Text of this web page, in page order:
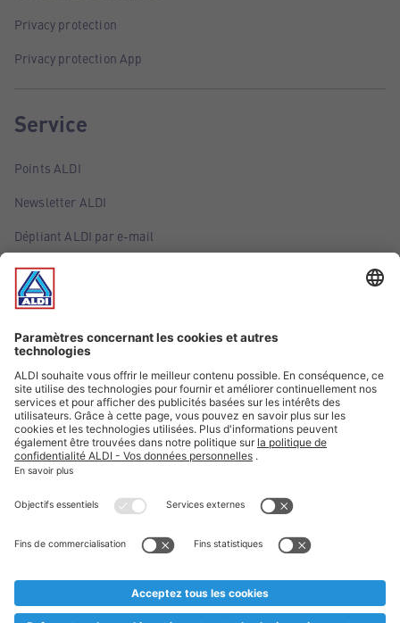
Privacy protection
Privacy protection App
Service
Points ALDI
Newsletter ALDI
Dépliant ALDI par e-mail
Offres
Infos essentielles
Suivez ALDI Belgique
Textes marqués d'un astérisque et mentions légales
* Nous vendons ces articles temporairement et jusqu'à
au cas où, malgré le planning bien étudié, nous serions
prématurément en rupture de stock. Prix Recupel et TVA incl.
** Sur ce site, l’utilisation de la forme masculine a été adoptée